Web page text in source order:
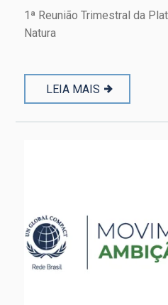
1ª Reunião Trimestral da
Natura
LEIA MAIS